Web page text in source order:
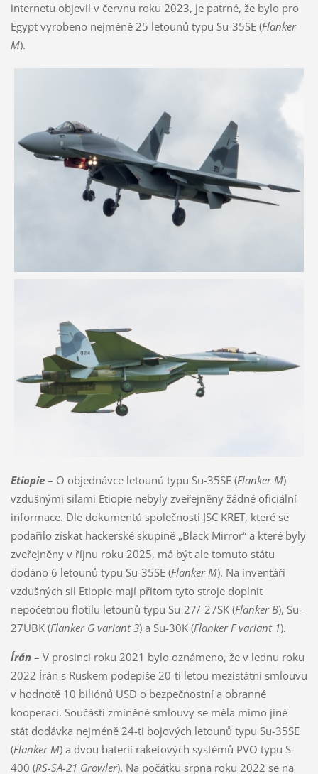
internetu objevil v červnu roku 2023, je patrné, že bylo pro
Egypt vyrobeno nejméně 25 letounů typu Su-35SE (Flanker
M).
Etiopie – O objednávce letounů typu Su-35SE (Flanker M)
vzdušnými silami Etiopie nebyly zveřejněny žádné oficiální
informace. Dle dokumentů společnosti JSC KRET, které se
podařilo získat hackerské skupině „Black Mirror“ a které byly
zveřejněny v říjnu roku 2025, má být ale tomuto státu
dodáno 6 letounů typu Su-35SE (Flanker M). Na inventáři
vzdušných sil Etiopie mají přitom tyto stroje doplnit
nepočetnou flotilu letounů typu Su-27/-27SK (Flanker B), Su-
27UBK (Flanker G variant 3) a Su-30K (Flanker F variant 1).
Írán – V prosinci roku 2021 bylo oznámeno, že v lednu roku
2022 Írán s Ruskem podepíše 20-ti letou mezistátní smlouvu
v hodnotě 10 biliónů USD o bezpečnostní a obranné
kooperaci. Součástí zmíněné smlouvy se měla mimo jiné
stát dodávka nejméně 24-ti bojových letounů typu Su-35SE
(Flanker M) a dvou baterií raketových systémů PVO typu S-
400 (RS-SA-21 Growler). Na počátku srpna roku 2022 se na